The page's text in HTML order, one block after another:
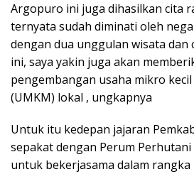
Argopuro ini juga dihasilkan cita
ternyata sudah diminati oleh
dengan dua unggulan wisata dan
ini, saya yakin juga akan
pengembangan usaha mikro
(UMKM) lokal , ungkapnya
Untuk itu kedepan jajaran
sepakat dengan Perum Perhutani
untuk bekerjasama dalam